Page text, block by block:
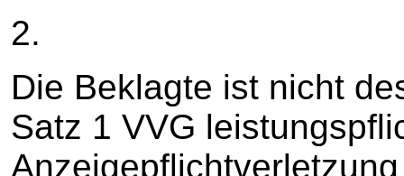
2.
Die Beklagte ist nicht
Satz 1 VVG